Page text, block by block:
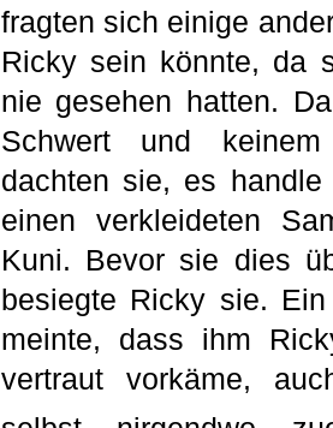
fragten sich einige
Ricky sein könnte, da
nie gesehen hatten.
Schwert und
dachten sie, es
einen verkleideten
Kuni. Bevor sie dies
besiegte Ricky sie.
meinte, dass ihm
vertraut vorkäme,